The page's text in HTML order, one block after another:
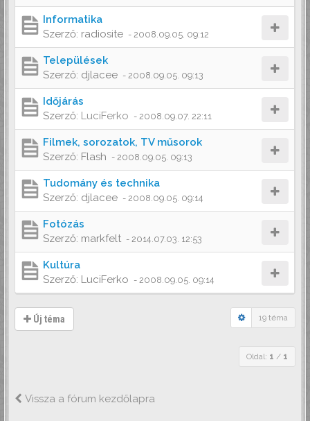
Informatika
Szerző: radiosite - 2008.09.05. 09:12
Települések
Szerző: djlacee - 2008.09.05. 09:13
Időjárás
Szerző: LuciFerko - 2008.09.07. 22:11
Filmek, sorozatok, TV műsorok
Szerző: Flash - 2008.09.05. 09:13
Tudomány és technika
Szerző: djlacee - 2008.09.05. 09:14
Fotózás
Szerző: markfelt - 2014.07.03. 12:53
Kultúra
Szerző: LuciFerko - 2008.09.05. 09:14
Új téma 19 téma
Oldal: 1 / 1
Vissza a fórum kezdőlapra